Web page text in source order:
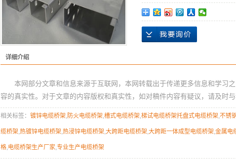
详细介绍
本网部分文章和信息来源于互联网，本网转载出于传递更多信息和学习
容的真实性。对于文章的内容版权和真实性，如对稿件内容有疑议，请及时与
相关标签： 镀锌电缆桥架,防火电缆桥架,槽式电缆桥架,梯试电缆桥架托盘式电缆桥架,不锈
缆桥架,热镀锌电缆桥架,热浸锌电缆桥架,大跨距电缆桥架,大跨距一体成型电缆桥架,金属电
格,电缆桥架生产厂家,专业生产电缆桥架